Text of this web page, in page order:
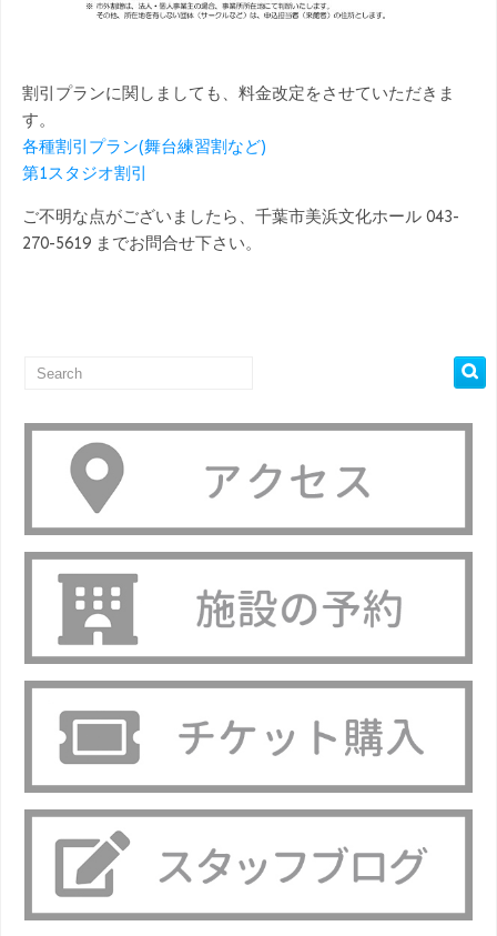
割引プランに関しましても、料金改定をさせていただきま
す。
各種割引プラン(舞台練習割など)
第1スタジオ割引
ご不明な点がございましたら、千葉市美浜文化ホール 043-
270-5619 までお問合せ下さい。